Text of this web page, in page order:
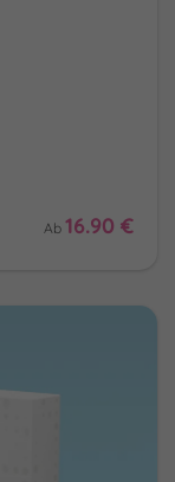
Ab 16.90 €